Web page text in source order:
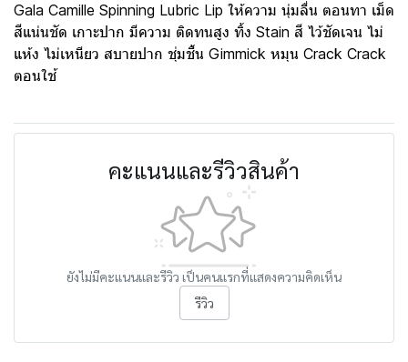
Gala Camille Spinning Lubric Lip ให้ความ นุ่มลื่น ตอนทา เม็ด
สีแน่นชัด เกาะปาก มีความ ติดทนสูง ทิ้ง Stain สี ไว้ชัดเจน ไม่
แห้ง ไม่เหนียว สบายปาก ชุ่มชื้น Gimmick หมุน Crack Crack
ตอนใช้
คะแนนและรีวิวสินค้า
ยังไม่มีคะแนนและรีวิว เป็นคนแรกที่แสดงความคิดเห็น
รีวิว